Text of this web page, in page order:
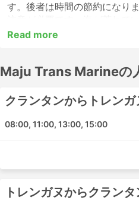
す。後者は時間の節約になり
よりも、波を切る高速艇のほ
可能な限りオープンエアのデ
Maju Trans Marine が提供す
ンで予約することができます
く、簡単かつ手間をかけずに
Maju Trans Marine
Maju Trans Marineのフェリ
ーミナルのリストはこちらで
を確認してください。
Read more
Maju Trans Marineの
クランタンからトレンガ
08:00, 11:00, 13:00, 15:00
トレンガヌからクランタ